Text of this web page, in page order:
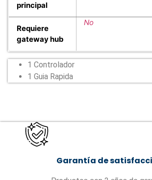
principal
Requiere
gateway hub
No
1 Controlador
1 Guia Rapida
Garantía de